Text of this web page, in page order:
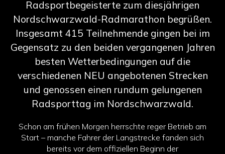
Radsportbegeisterte zum diesjährigen
Nordschwarzwald-Radmarathon begrüßen.
Insgesamt 415 Teilnehmende gingen bei im
Gegensatz zu den beiden vergangenen Jahren
besten Wetterbedingungen auf die
verschiedenen NEU angebotenen Strecken
und genossen einen rundum gelungenen
Radsporttag im Nordschwarzwald.
Schon am frühen Morgen herrschte reger Betrieb am
Start – manche Fahrer der Langstrecke fanden sich
bereits vor dem offiziellen Beginn der